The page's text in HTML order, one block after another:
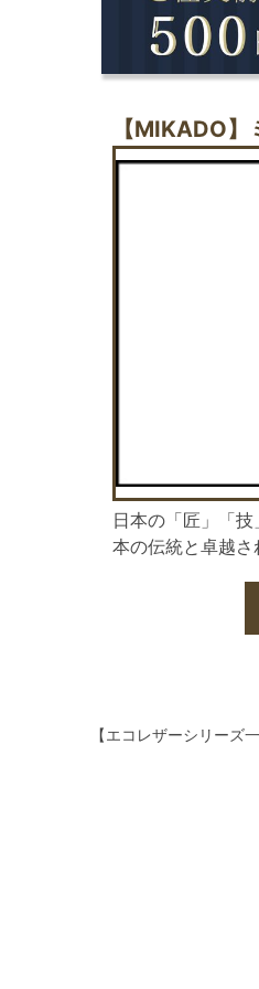
【MIKADO】
日本の「匠」「
本の伝統と卓越
【エコレザーシリーズ